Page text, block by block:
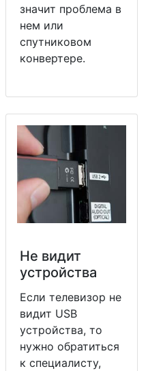
значит проблема в
нем или
спутниковом
конвертере.
Не видит
устройства
Если телевизор не
видит USB
устройства, то
нужно обратиться
к специалисту,